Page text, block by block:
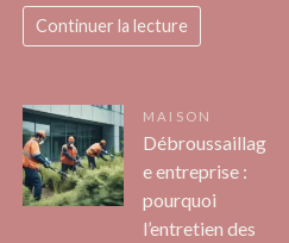
Continuer la lecture
MAISON
Débroussaillag
e entreprise :
pourquoi
l’entretien des